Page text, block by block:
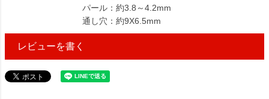
パール：約3.8～4.2mm
通し穴：約9X6.5mm
レビューを書く